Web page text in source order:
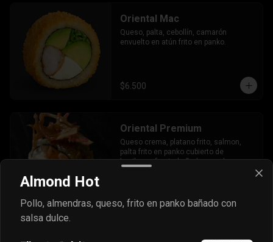
Oriental Mac
Queso, palta, cebollín, camarón
envuelto en atún frito en panko.
$6.500
Oriental Premium
Queso crema, platano frito, salmon,
palta frito en panko cubierto de
kanikama furai y bañado en salsa
Oriental Tradicional
Almond Hot
Pollo, almendras, queso, frito en panko bañado con
salsa dulce.